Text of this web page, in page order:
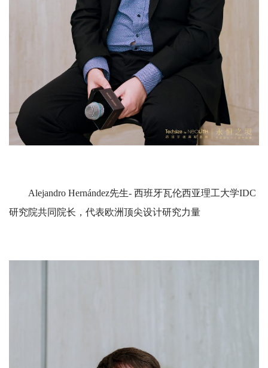
Alejandro Hernández先生- 西班牙瓦伦西亚理工大学IDC
研究院共同院长，代表欧洲顶尖设计研究力量